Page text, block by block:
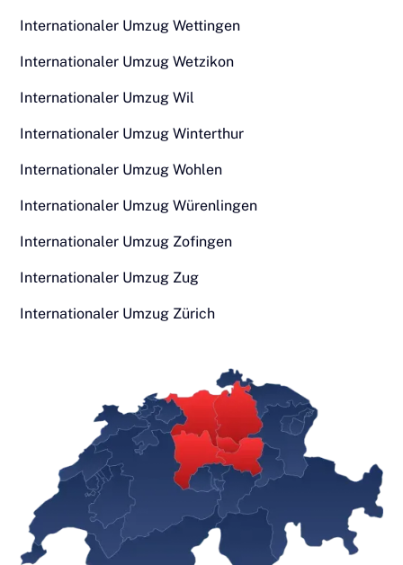
Internationaler Umzug Wettingen
Internationaler Umzug Wetzikon
Internationaler Umzug Wil
Internationaler Umzug Winterthur
Internationaler Umzug Wohlen
Internationaler Umzug Würenlingen
Internationaler Umzug Zofingen
Internationaler Umzug Zug
Internationaler Umzug Zürich